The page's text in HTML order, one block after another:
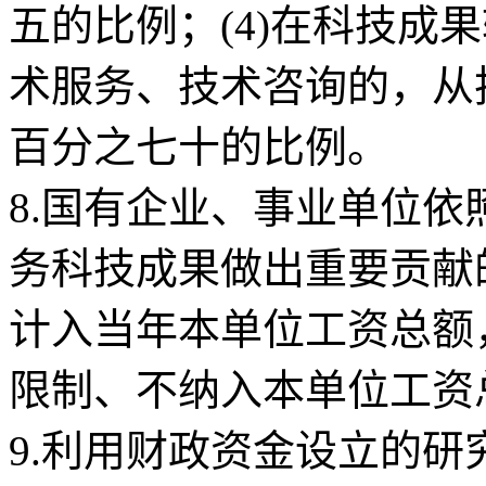
五的比例；(4)在科技成
术服务、技术咨询的，
百分之七十的比例。
8.国有企业、事业单位
务科技成果做出重要贡
计入当年本单位工资总
限制、不纳入本单位工
9.利用财政资金设立的